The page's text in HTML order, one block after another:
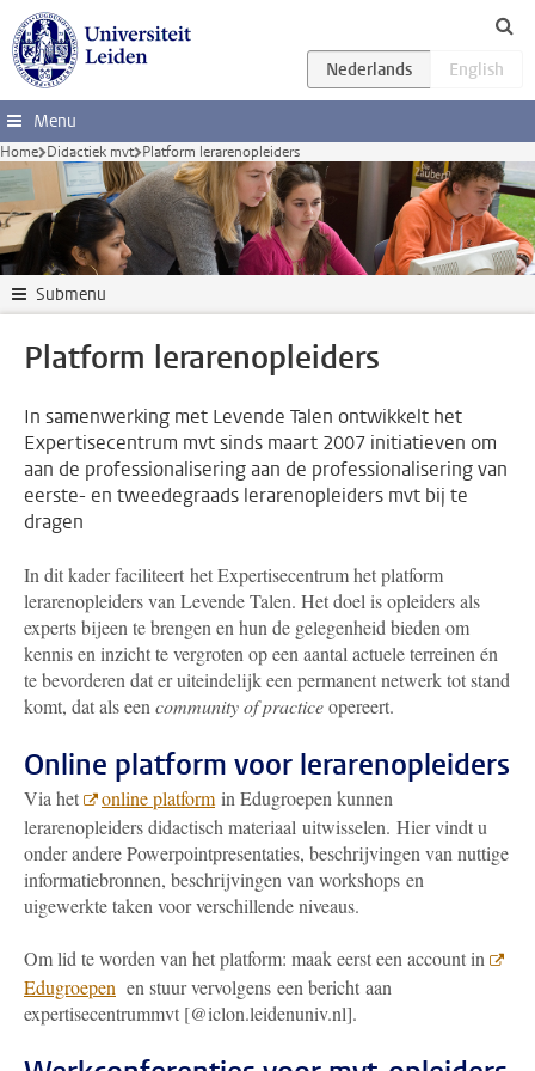
Ga direct naar de inhoud
Menu
Home Didactiek mvt Platform lerarenopleiders
Submenu
Platform lerarenopleiders
In samenwerking met Levende Talen ontwikkelt het
Expertisecentrum mvt sinds maart 2007 initiatieven om
aan de professionalisering aan de professionalisering van
eerste- en tweedegraads lerarenopleiders mvt bij te
dragen
In dit kader faciliteert het Expertisecentrum het platform
lerarenopleiders van Levende Talen. Het doel is opleiders als
experts bijeen te brengen en hun de gelegenheid bieden om
kennis en inzicht te vergroten op een aantal actuele terreinen én
te bevorderen dat er uiteindelijk een permanent netwerk tot stand
komt, dat als een community of practiceopereert.
Online platform voor lerarenopleiders
Via het online platform in Edugroepen kunnen
lerarenopleiders didactisch materiaal uitwisselen. Hier vindt u
onder andere Powerpointpresentaties, beschrijvingen van nuttige
informatiebronnen, beschrijvingen van workshops en
uigewerkte taken voor verschillende niveaus.
Om lid te worden van het platform: maak eerst een account in
Edugroepen en stuur vervolgens een bericht aan
expertisecentrummvt [@iclon.leidenuniv.nl].